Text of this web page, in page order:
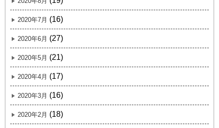
2020年7月 (16)
2020年6月 (27)
2020年5月 (21)
2020年4月 (17)
2020年3月 (16)
2020年2月 (18)